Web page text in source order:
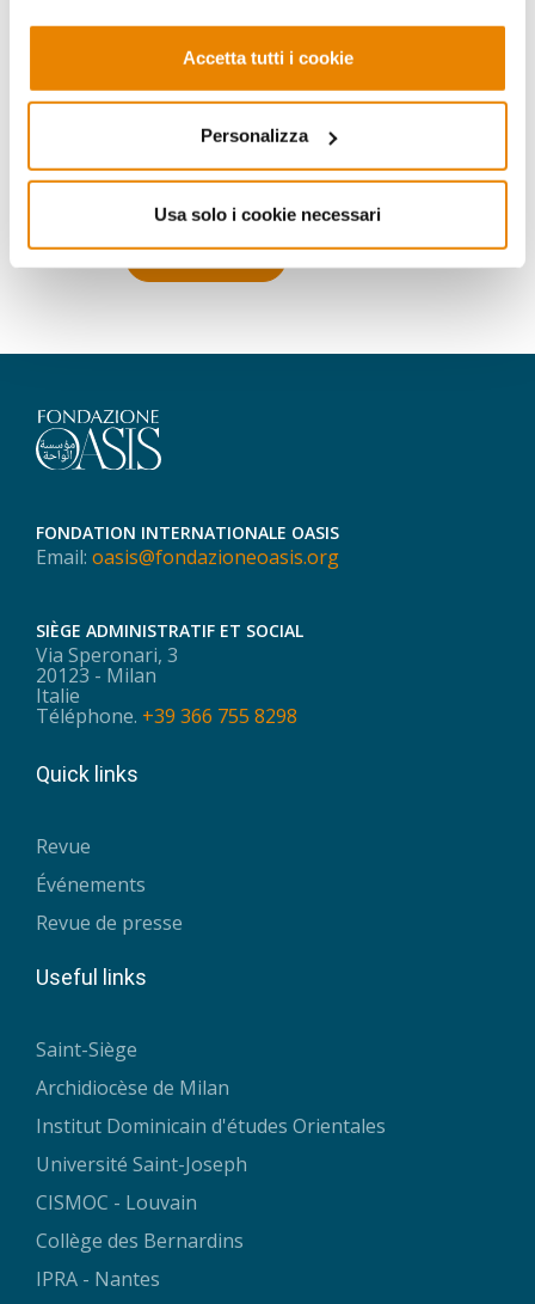
Accetta tutti i cookie
Personalizza
Usa solo i cookie necessari
réactif qui contribue à la diffusion
du discours idéologique
Antoine Messarra
En savoir plus
FONDATION INTERNATIONALE OASIS
Email: oasis@fondazioneoasis.org
SIÈGE ADMINISTRATIF ET SOCIAL
Via Speronari, 3
20123 - Milan
Italie
Téléphone. +39 366 755 8298
Quick links
Revue
Événements
Revue de presse
Useful links
Saint-Siège
Archidiocèse de Milan
Institut Dominicain d'études Orientales
Université Saint-Joseph
CISMOC - Louvain
Collège des Bernardins
IPRA - Nantes